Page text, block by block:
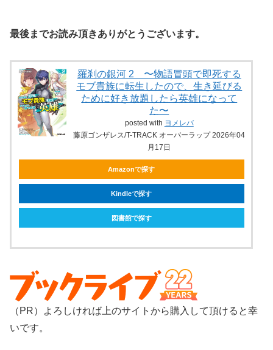
最後までお読み頂きありがとうございます。
羅刹の銀河 2 〜物語冒頭で即死する
モブ貴族に転生したので、生き延びる
ために好き放題したら英雄になって
た〜
posted with ヨメレバ
藤原ゴンザレス/T-TRACK オーバーラップ 2026年04
月17日
Amazonで探す
Kindleで探す
図書館で探す
（PR）よろしければ上のサイトから購入して頂けると幸
いです。